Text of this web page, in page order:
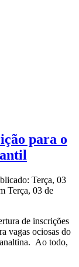
para o
Terça, 03
Terça, 03 de
de inscrições
vagas ociosas do
Ao todo,